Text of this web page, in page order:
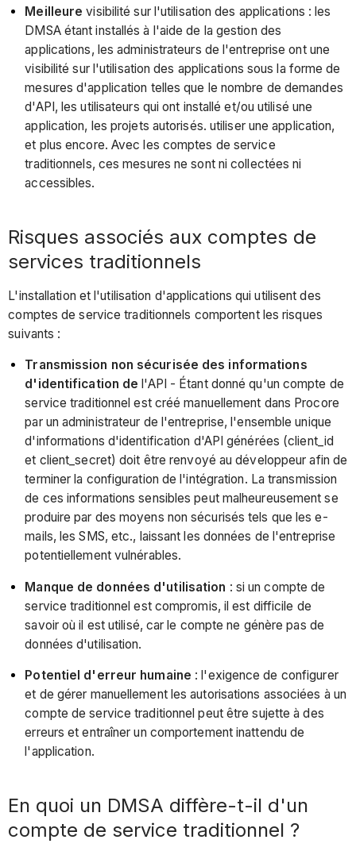
Meilleure visibilité sur l'utilisation des applications : les
DMSA étant installés à l'aide de la gestion des
applications, les administrateurs de l'entreprise ont une
visibilité sur l'utilisation des applications sous la forme de
mesures d'application telles que le nombre de demandes
d'API, les utilisateurs qui ont installé et/ou utilisé une
application, les projets autorisés. utiliser une application,
et plus encore. Avec les comptes de service
traditionnels, ces mesures ne sont ni collectées ni
accessibles.
Risques associés aux comptes de
services traditionnels
L'installation et l'utilisation d'applications qui utilisent des
comptes de service traditionnels comportent les risques
suivants :
Transmission non sécurisée des informations
d'identification de l'API - Étant donné qu'un compte de
service traditionnel est créé manuellement dans Procore
par un administrateur de l'entreprise, l'ensemble unique
d'informations d'identification d'API générées (client_id
et client_secret) doit être renvoyé au développeur afin de
terminer la configuration de l'intégration. La transmission
de ces informations sensibles peut malheureusement se
produire par des moyens non sécurisés tels que les e-
mails, les SMS, etc., laissant les données de l'entreprise
potentiellement vulnérables.
Manque de données d'utilisation : si un compte de
service traditionnel est compromis, il est difficile de
savoir où il est utilisé, car le compte ne génère pas de
données d'utilisation.
Potentiel d'erreur humaine : l'exigence de configurer
et de gérer manuellement les autorisations associées à un
compte de service traditionnel peut être sujette à des
erreurs et entraîner un comportement inattendu de
l'application.
En quoi un DMSA diffère-t-il d'un
compte de service traditionnel ?